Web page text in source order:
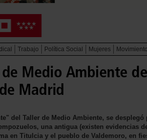
Trabajo Política Social Mujeres
Medio Ambiente
Madrid
del Taller de Medio Ambiente, se
una antigua (existen
en Titulcia y el pueblo de Valdemoro, en